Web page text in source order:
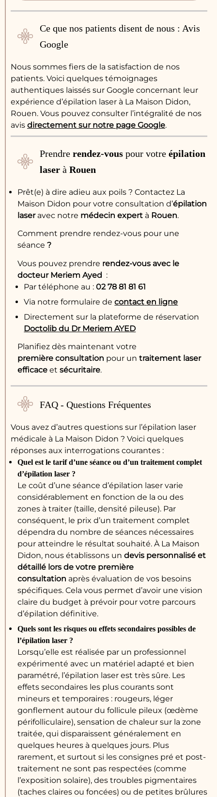
Ce que nos patients disent de nous : Avis
Google
Nous sommes fiers de la satisfaction de nos
patients. Voici quelques témoignages
authentiques laissés sur Google concernant leur
expérience d’épilation laser à La Maison Didon,
Rouen. Vous pouvez consulter l’intégralité de nos
avis directement sur notre page Google.
Prendre rendez-vouspour votre épilation
laserà Rouen
Prêt(e) à dire adieu aux poils ? Contactez La
Maison Didon pour votre consultation d’épilation
laseravec notre médecin expertà Rouen.
Comment prendre rendez-vous pour une
séance ?
Vous pouvez prendre rendez-vous avec le
docteur Meriem Ayed :
Par téléphone au :02 78 81 81 61
Via notre formulaire decontact en ligne
Directement sur la plateforme de réservation
Doctolib du Dr Meriem AYED
Planifiez dès maintenant votre
première consultation pour un traitement laser
efficaceet sécuritaire.
FAQ - Questions Fréquentes
Vous avez d’autres questions sur l’épilation laser
médicale à La Maison Didon ? Voici quelques
réponses aux interrogations courantes :
Quel est le tarif d’une séance ou d’un traitement complet
d’épilation laser ?
Le coût d’une séance d’épilation laser varie
considérablement en fonction de la ou des
zones à traiter (taille, densité pileuse). Par
conséquent, le prix d’un traitement complet
dépendra du nombre de séances nécessaires
pour atteindre le résultat souhaité. À La Maison
Didon, nous établissons un devis personnalisé et
détaillé lors de votre première
consultation après évaluation de vos besoins
spécifiques. Cela vous permet d’avoir une vision
claire du budget à prévoir pour votre parcours
d’épilation définitive.
Quels sont les risques ou effets secondaires possibles de
l’épilation laser ?
Lorsqu’elle est réalisée par un professionnel
expérimenté avec un matériel adapté et bien
paramétré, l’épilation laser est très sûre. Les
effets secondaires les plus courants sont
mineurs et temporaires : rougeurs, léger
gonflement autour du follicule pileux (œdème
périfolliculaire), sensation de chaleur sur la zone
traitée, qui disparaissent généralement en
quelques heures à quelques jours. Plus
rarement, et surtout si les consignes pré et post-
traitement ne sont pas respectées (comme
l’exposition solaire), des troubles pigmentaires
(taches claires ou foncées) ou de petites brûlures